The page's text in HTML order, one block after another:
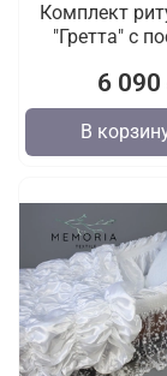
Комплект
"Гретта" с
6
В